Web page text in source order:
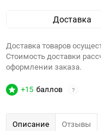
Доставка
Доставка товаров
Стоимость доставки
оформлении заказа.
+15 баллов ?
Описание Отзывы